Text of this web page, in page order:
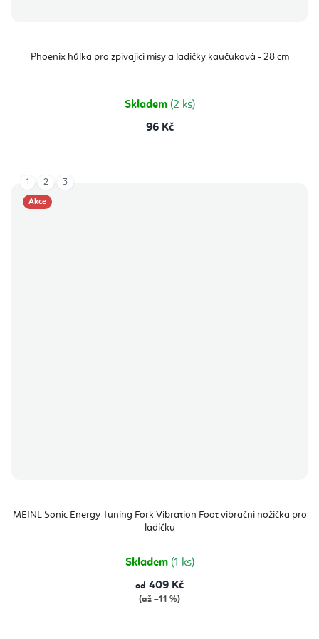
Phoenix hůlka pro zpívající mísy a ladičky kaučuková - 28 cm
Skladem (2 ks)
96 Kč
Akce
MEINL Sonic Energy Tuning Fork Vibration Foot vibrační nožička pro
ladičku
Skladem (1 ks)
od 409 Kč
(až –11 %)
1 2 3